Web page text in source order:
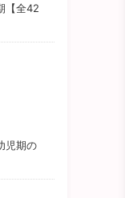
【全42
児期の